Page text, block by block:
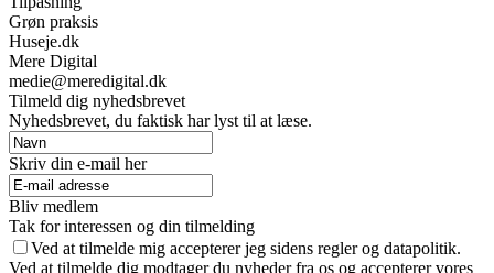
Grøn praksis
Huseje.dk
Mere Digital
medie@meredigital.dk
Tilmeld dig nyhedsbrevet
Nyhedsbrevet, du faktisk har lyst til at læse.
Skriv din e-mail her
Bliv medlem
Tak for interessen og din tilmelding
Ved at tilmelde mig accepterer jeg sidens regler og datapolitik.
Ved at tilmelde dig modtager du nyheder fra os og accepterer vores